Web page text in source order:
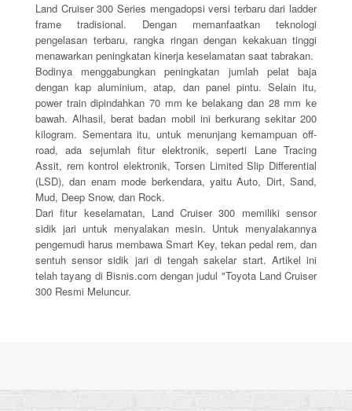
Land Cruiser 300 Series mengadopsi versi terbaru dari ladder
frame tradisional. Dengan memanfaatkan teknologi
pengelasan terbaru, rangka ringan dengan kekakuan tinggi
menawarkan peningkatan kinerja keselamatan saat tabrakan.
Bodinya menggabungkan peningkatan jumlah pelat baja
dengan kap aluminium, atap, dan panel pintu. Selain itu,
power train dipindahkan 70 mm ke belakang dan 28 mm ke
bawah. Alhasil, berat badan mobil ini berkurang sekitar 200
kilogram. Sementara itu, untuk menunjang kemampuan off-
road, ada sejumlah fitur elektronik, seperti Lane Tracing
Assit, rem kontrol elektronik, Torsen Limited Slip Differential
(LSD), dan enam mode berkendara, yaitu Auto, Dirt, Sand,
Mud, Deep Snow, dan Rock.
Dari fitur keselamatan, Land Cruiser 300 memiliki sensor
sidik jari untuk menyalakan mesin. Untuk menyalakannya
pengemudi harus membawa Smart Key, tekan pedal rem, dan
sentuh sensor sidik jari di tengah sakelar start. Artikel ini
telah tayang di Bisnis.com dengan judul "Toyota Land Cruiser
300 Resmi Meluncur.